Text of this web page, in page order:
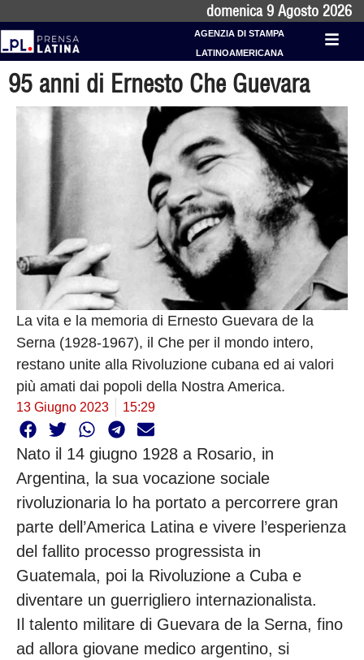
domenica 9 Agosto 2026
AGENZIA DI STAMPA
LATINOAMERICANA
95 anni di Ernesto Che Guevara
La vita e la memoria di Ernesto Guevara de la
Serna (1928-1967), il Che per il mondo intero,
restano unite alla Rivoluzione cubana ed ai valori
più amati dai popoli della Nostra America.
13 Giugno 2023 15:29
Nato il 14 giugno 1928 a Rosario, in
Argentina, la sua vocazione sociale
rivoluzionaria lo ha portato a percorrere gran
parte dell’America Latina e vivere l’esperienza
del fallito processo progressista in
Guatemala, poi la Rivoluzione a Cuba e
diventare un guerrigliero internazionalista.
Il talento militare di Guevara de la Serna, fino
ad allora giovane medico argentino, si